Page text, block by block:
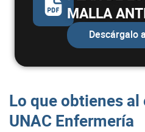
Total semestre
Semestre IX
Ética profesional cristiana
MALLA
Descárgalo
Lo que obtienes
UNAC Enfermería